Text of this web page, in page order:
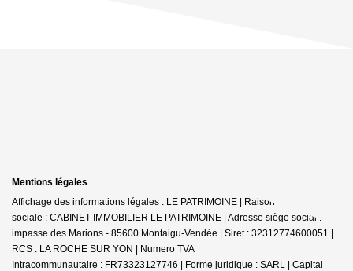
Mentions légales
Affichage des informations légales : LE PATRIMOINE | Raison
sociale : CABINET IMMOBILIER LE PATRIMOINE | Adresse siège social : 30
impasse des Marions - 85600 Montaigu-Vendée | Siret : 32312774600051 |
RCS : LA ROCHE SUR YON | Numero TVA
Intracommunautaire : FR73323127746 | Forme juridique : SARL | Capital